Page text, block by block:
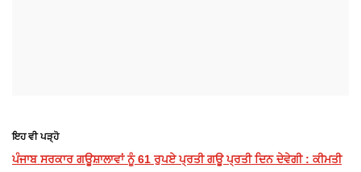
ਇਹ ਵੀ ਪੜ੍ਹੋ
ਪੰਜਾਬ ਸਰਕਾਰ ਗਊਸ਼ਾਲਾਵਾਂ ਨੂੰ 61 ਰੁਪਏ ਪ੍ਰਤੀ ਗਊ ਪ੍ਰਤੀ ਦਿਨ ਦੇਵੇਗੀ : ਕੀਮਤੀ